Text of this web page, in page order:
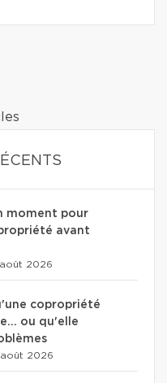
moment pour
avant
2026
copropriété
ou qu'elle
2026